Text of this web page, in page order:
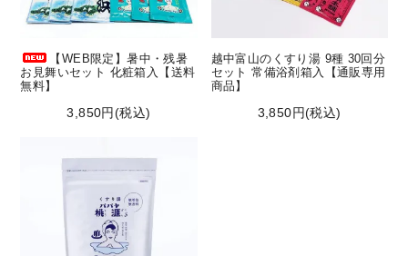
【WEB限定】暑中・残暑
お見舞いセット 化粧箱入【送料
無料】
3,850円(税込)
越中富山のくすり湯 9種 30回分
セット 常備浴剤箱入【通販専用
商品】
3,850円(税込)